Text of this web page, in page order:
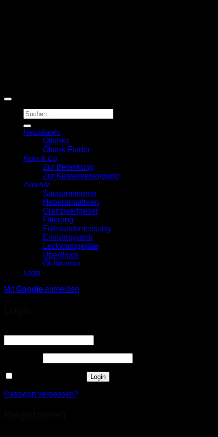
Suche
nach:
Heizöltanks
Öltanks
Öltank-Finder
Rohr & Co
Zur Betankung
Zur Kesselversorgung
Zubehör
Saugarmaturen
Heberarmaturen
Grenzwertgeber
Filterung
Füllstandsmessung
Einrohrsystem
Leckwarngeräte
Überdruck
Öl-Brenner
Login
MitGoogle anmelden
Login
Passwort vergessen?